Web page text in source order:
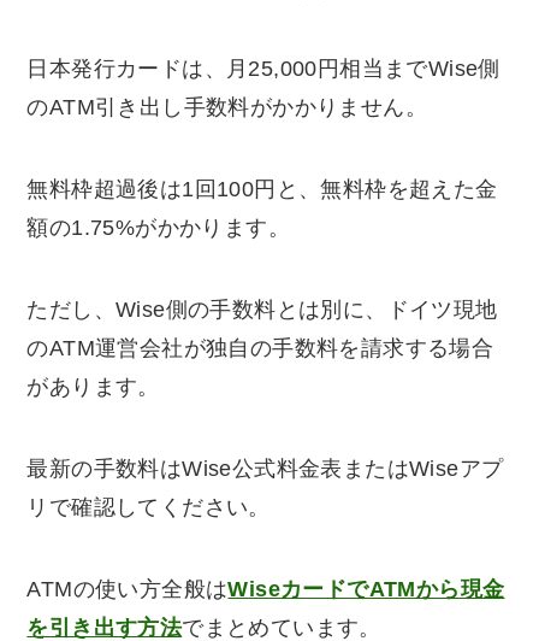
日本発行カードは、月25,000円相当までWise側
のATM引き出し手数料がかかりません。
無料枠超過後は1回100円と、無料枠を超えた金
額の1.75%がかかります。
ただし、Wise側の手数料とは別に、ドイツ現地
のATM運営会社が独自の手数料を請求する場合
があります。
最新の手数料はWise公式料金表またはWiseアプ
リで確認してください。
ATMの使い方全般はWiseカードでATMから現金
を引き出す方法でまとめています。